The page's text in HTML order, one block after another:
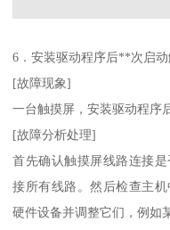
6．安装驱动程序后**次启
[故障现象]
一台触摸屏，安装驱动程序
[故障分析处理]
首先确认触摸屏线路连接
接所有线路。然后检查主
硬件设备并调整它们，例如